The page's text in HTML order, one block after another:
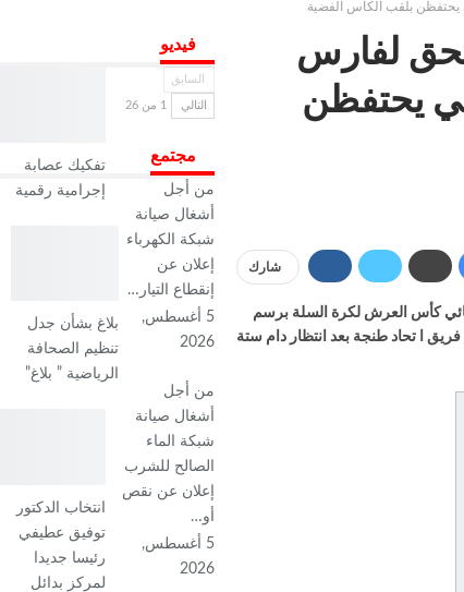
2022 … تتويج مستحق لفارس
يحتفظن
شارك
كأس العرش لكرة السلة برسم
فريق ا تحاد طنجة بعد انتظار دام ستة
فيديو
تفكيك عصابة
إجرامية رقمية
بلاغ بشأن جدل
تنظيم الصحافة
الرياضية ” بلاغ”
انتخاب الدكتور
توفيق عطيفي
رئيسا جديدا
لمركز بدائل
السابق
التالي 1 من 26
مجتمع
من أجل
أشغال صيانة
شبكة الكهرباء
إعلان عن
إنقطاع التيار…
5 أغسطس,
2026
من أجل
أشغال صيانة
شبكة الماء
الصالح للشرب
إعلان عن نقص
أو…
5 أغسطس,
2026